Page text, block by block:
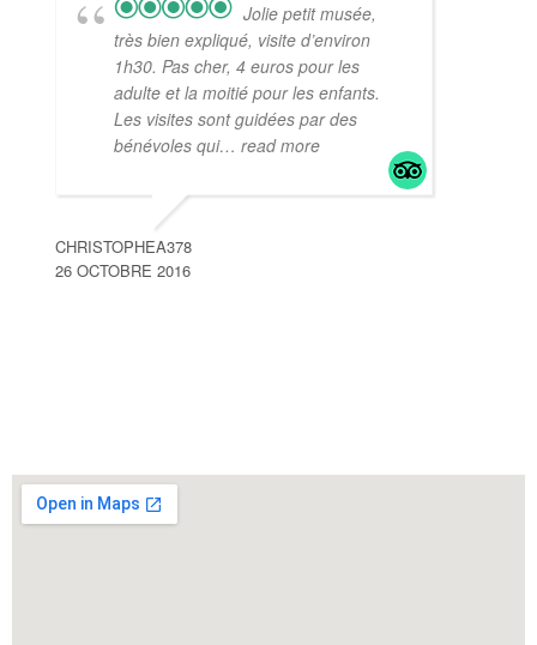
Jolie petit musée,
très bien expliqué, visite d’environ
1h30. Pas cher, 4 euros pour les
adulte et la moitié pour les enfants.
Les visites sont guidées par des
bénévoles qui… read more
CHRISTOPHEA378
26 OCTOBRE 2016